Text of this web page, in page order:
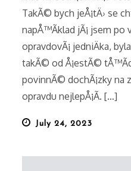
TakÃ© bych jeÅ¡tÄ› se
napÅ™Ã­klad jÃ¡ jsem po
opravdovÃ¡ jedniÄka,
takÃ© od Å¡estÃ©
povinnÃ© dochÃ¡zky na
opravdu nejlepÅ¡Ã­. […]
PostedJuly 24, 2023